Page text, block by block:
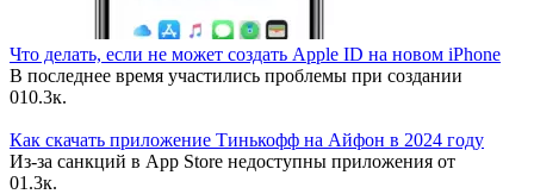
Что делать, если не может создать Apple ID на новом iPhone
В последнее время участились проблемы при создании
010.3к.
Как скачать приложение Тинькофф на Айфон в 2024 году
Из-за санкций в App Store недоступны приложения от
01.3к.